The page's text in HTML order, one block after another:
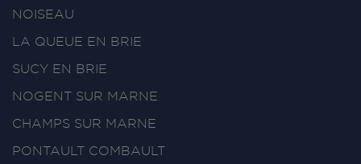
NOISEAU
LA QUEUE EN BRIE
SUCY EN BRIE
NOGENT SUR MARNE
CHAMPS SUR MARNE
PONTAULT COMBAULT